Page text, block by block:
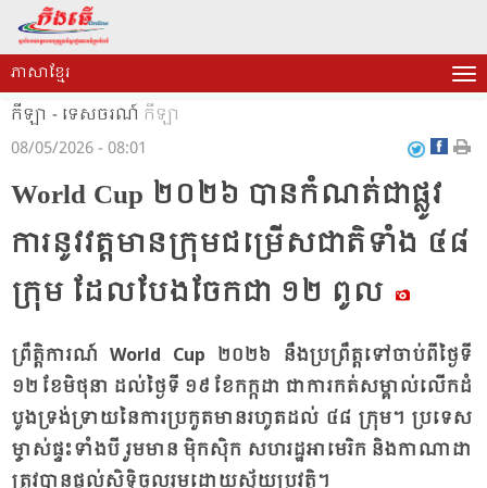
ភាសាខ្មែរ
កីឡា - ទេសចរណ៍ កីឡា
08/05/2026 - 08:01
World Cup ២០២៦ បាន​កំ​ណត់​ជា​ផ្លូវ​
ការ​នូវ​វត្ត​មានក្រុម​ជម្រើស​ជាតិ​ទាំង ៤៨
ក្រុម ដែល​បែង​ចែក​ជា ១២ ពូល
ព្រឹត្តិ​ការណ៍ World Cup ២០២៦ នឹង​ប្រ​ព្រឹត្ត​ទៅ​ចាប់​ពី​ថ្ងៃ​ទី
១២ ខែ​មិថុ​នា ដល់​ថ្ងៃ​ទី ១៩ ខែ​កក្ក​ដា ជា​ការ​កត់​សម្គាល់​លើក​ដំ​
បូង​ទ្រង់​ទ្រាយ​នៃ​ការ​ប្រ​កួត​មានរហូត​ដល់ ៤៨ ក្រុម។ ប្រ​ទេស​
ម្ចាស់​ផ្ទះ​ទាំង​បី រួម​មាន ម៉ិក​ស៊ិក សហ​រដ្ឋ​អា​មេ​រិក និង​កា​ណា​ដា
ត្រូវ​បាន​ផ្តល់​សិទ្ធិ​ចូល​រួម​ដោយ​ស្វ័យ​ប្រ​វត្តិ។